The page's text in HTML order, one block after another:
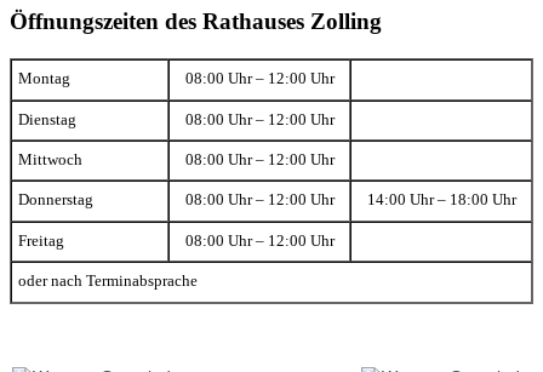
Öffnungszeiten des Rathauses Zolling
Montag 08:00 Uhr – 12:00 Uhr
Dienstag 08:00 Uhr – 12:00 Uhr
Mittwoch 08:00 Uhr – 12:00 Uhr
Donnerstag 08:00 Uhr – 12:00 Uhr 14:00 Uhr – 18:00 Uhr
Freitag 08:00 Uhr – 12:00 Uhr
oder nach Terminabsprache